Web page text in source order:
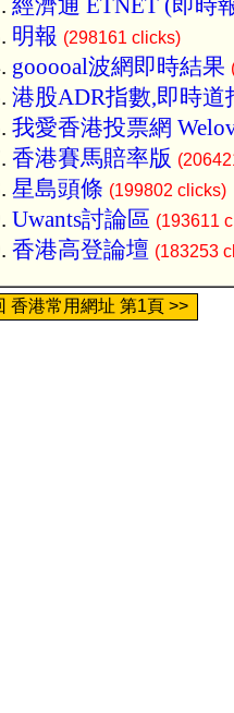
經濟通 ETNET (即時
明報 (298161 clicks)
gooooal波網即時結果
港股ADR指數,即時道
我愛香港投票網
香港賽馬賠率版
星島頭條 (199802 clicks)
Uwants討論區 (193611
香港高登論壇 (183253
香港常用網址 第1頁 >>